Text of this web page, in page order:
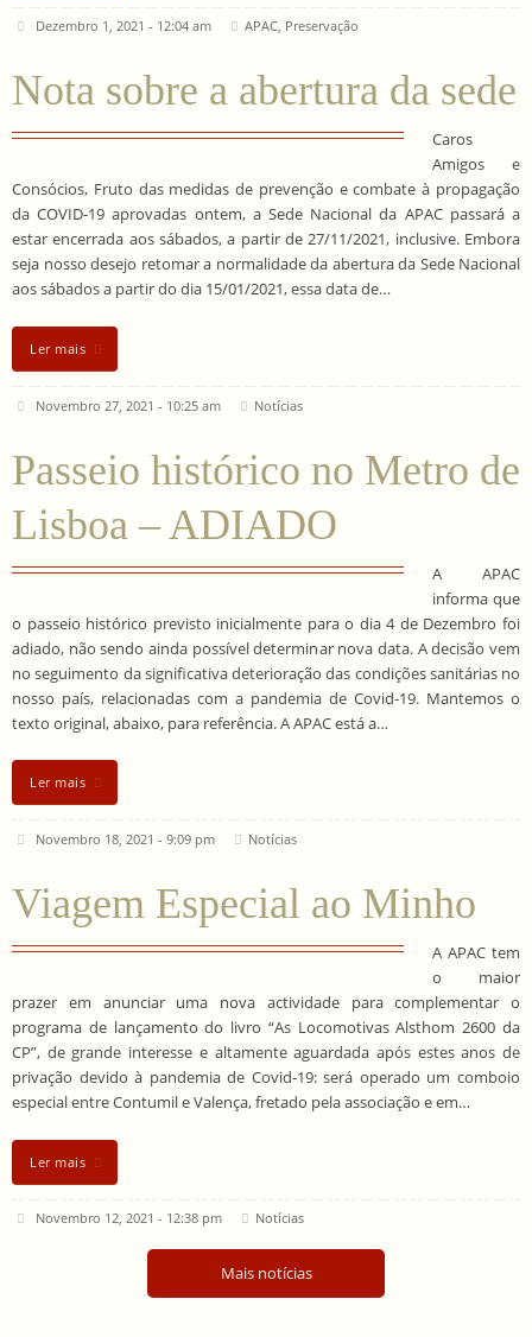
Dezembro 1, 2021 - 12:04 am APAC, Preservação
Nota sobre a abertura da sede
Caros
Amigos e
Consócios, Fruto das medidas de prevenção e combate à propagação
da COVID-19 aprovadas ontem, a Sede Nacional da APAC passará a
estar encerrada aos sábados, a partir de 27/11/2021, inclusive. Embora
seja nosso desejo retomar a normalidade da abertura da Sede Nacional
aos sábados a partir do dia 15/01/2021, essa data de…
Ler mais
Novembro 27, 2021 - 10:25 am Notícias
Passeio histórico no Metro de
Lisboa – ADIADO
A APAC
informa que
o passeio histórico previsto inicialmente para o dia 4 de Dezembro foi
adiado, não sendo ainda possível determinar nova data. A decisão vem
no seguimento da significativa deterioração das condições sanitárias no
nosso país, relacionadas com a pandemia de Covid-19. Mantemos o
texto original, abaixo, para referência. A APAC está a…
Ler mais
Novembro 18, 2021 - 9:09 pm Notícias
Viagem Especial ao Minho
A APAC tem
o maior
prazer em anunciar uma nova actividade para complementar o
programa de lançamento do livro “As Locomotivas Alsthom 2600 da
CP”, de grande interesse e altamente aguardada após estes anos de
privação devido à pandemia de Covid-19: será operado um comboio
especial entre Contumil e Valença, fretado pela associação e em…
Ler mais
Novembro 12, 2021 - 12:38 pm Notícias
Mais notícias